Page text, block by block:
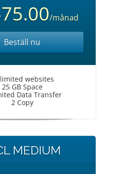
/månad
Beställ nu
websites
25 GB Space
Data Transfer
2 Copy
MEDIUM